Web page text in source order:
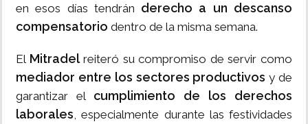
en esos días tendrán derecho a un descanso
compensatorio dentro de la misma semana.
El Mitradelreiteró su compromiso de servir como
mediador entre los sectores productivos y de
garantizar el cumplimiento de los derechos
laborales, especialmente durante las festividades